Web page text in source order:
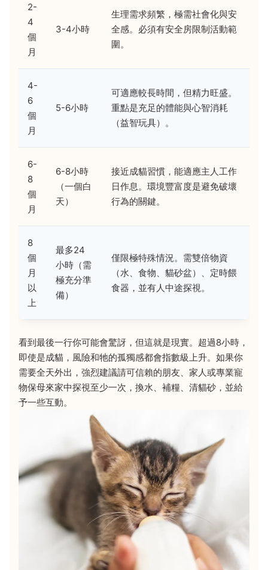
2-
4
個
月
3-4小時
生理需求頻繁，極需社會化與安
全感。必須有安全房限制活動範
圍。
4-
6
個
月
5-6小時
可適應較長時間，但精力旺盛。
重點是充足的體能與心智消耗
（益智玩具）。
6-
8
個
月
6-8小時
（一個白
天）
接近成貓習慣，能適應主人工作
日作息。環境豐富度是避免破壞
行為的關鍵。
8
個
月
以
上
最多24
小時（需
極充分準
備）
僅限極特殊情況。需雙倍物資
（水、食物、貓砂盆）、定時餵
食器，並有人中途探視。
看到最後一行你可能會驚訝，但這就是現實。超過8小時，
即使是成貓，風險和牠的孤獨感都會指數級上升。如果你
需要全天外出，強烈建議請可信賴的朋友、家人或專業寵
物保母來家中探視至少一次，換水、補糧、清貓砂，並給
予一些互動。